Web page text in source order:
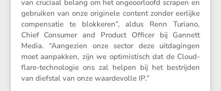
van cruciaal belang om het ongeoor­loofd scrapen en
gebruiken van onze origi­nele content zonder eerlijke
compen­satie te blokkeren”, aldus Renn Turiano,
Chief Consumer and Product Officer bij Gannett
Media. “Aange­zien onze sector deze uitda­gingen
moet aanpakken, zijn we optimis­tisch dat de Cloud­
flare-techno­logie ons zal helpen bij het bestrijden
van diefstal van onze waarde­volle IP.”